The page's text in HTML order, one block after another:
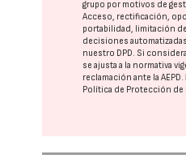
grupo por motivos de
Acceso, rectificación,
portabilidad, limitación
decisiones
nuestro DPD. Si
se ajusta a la normativa
reclamación ante laAEPD.
Política de Protección de